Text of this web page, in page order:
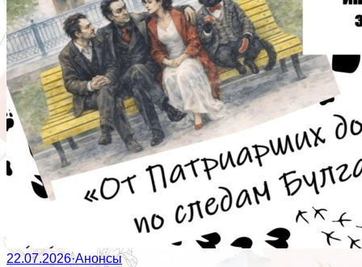
22.07.2026·Анонсы